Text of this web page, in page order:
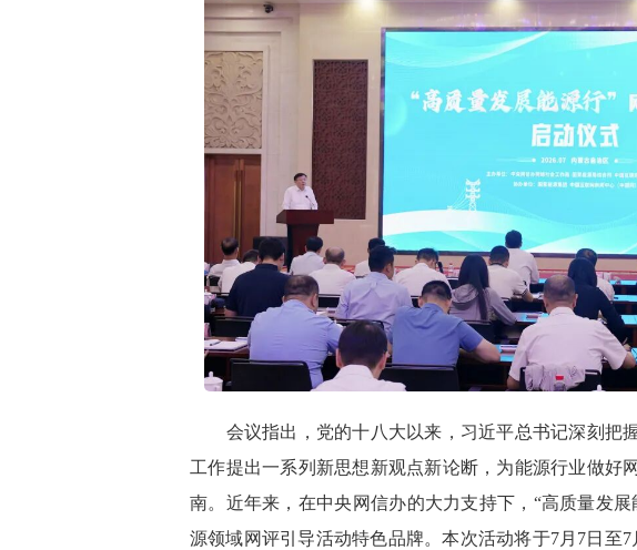
会议指出，党的十八大以来，习近平总书记深刻把
工作提出一系列新思想新观点新论断，为能源行业做好
南。近年来，在中央网信办的大力支持下，“高质量发
源领域网评引导活动特色品牌。本次活动将于7月7日至